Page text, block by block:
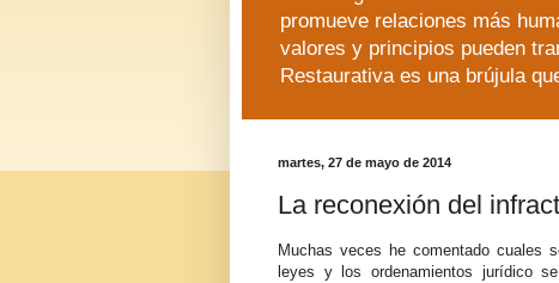
promueve relaciones más
valores y principios pueden
Restaurativa es una brújula
martes, 27 de mayo de 2014
La reconexión del
Muchas veces he comentado cuales
leyes y los ordenamientos jurídico